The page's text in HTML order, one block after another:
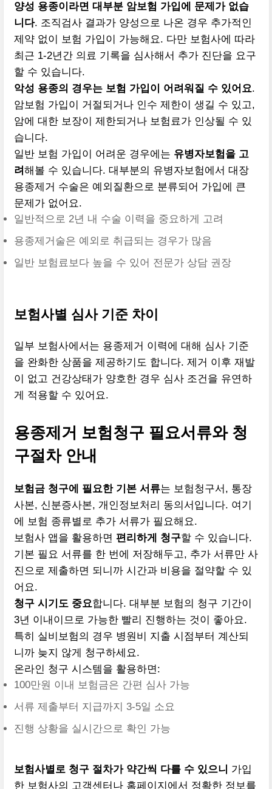
양성 용종이라면 대부분 암보험 가입에 문제가 없습
니다. 조직검사 결과가 양성으로 나온 경우 추가적인
제약 없이 보험 가입이 가능해요. 다만 보험사에 따라
최근 1-2년간 의료 기록을 심사해서 추가 진단을 요구
할 수 있습니다.
악성 용종의 경우는 보험 가입이 어려워질 수 있어요.
암보험 가입이 거절되거나 인수 제한이 생길 수 있고,
암에 대한 보장이 제한되거나 보험료가 인상될 수 있
습니다.
일반 보험 가입이 어려운 경우에는 유병자보험을 고
려해볼 수 있습니다. 대부분의 유병자보험에서 대장
용종제거 수술은 예외질환으로 분류되어 가입에 큰
문제가 없어요.
일반적으로 2년 내 수술 이력을 중요하게 고려
용종제거술은 예외로 취급되는 경우가 많음
일반 보험료보다 높을 수 있어 전문가 상담 권장
보험사별 심사 기준 차이
일부 보험사에서는 용종제거 이력에 대해 심사 기준
을 완화한 상품을 제공하기도 합니다. 제거 이후 재발
이 없고 건강상태가 양호한 경우 심사 조건을 유연하
게 적용할 수 있어요.
용종제거 보험청구 필요서류와 청
구절차 안내
보험금 청구에 필요한 기본 서류는 보험청구서, 통장
사본, 신분증사본, 개인정보처리 동의서입니다. 여기
에 보험 종류별로 추가 서류가 필요해요.
보험사 앱을 활용하면 편리하게 청구할 수 있습니다.
기본 필요 서류를 한 번에 저장해두고, 추가 서류만 사
진으로 제출하면 되니까 시간과 비용을 절약할 수 있
어요.
청구 시기도 중요합니다. 대부분 보험의 청구 기간이
3년 이내이므로 가능한 빨리 진행하는 것이 좋아요.
특히 실비보험의 경우 병원비 지출 시점부터 계산되
니까 늦지 않게 청구하세요.
온라인 청구 시스템을 활용하면:
100만원 이내 보험금은 간편 심사 가능
서류 제출부터 지급까지 3-5일 소요
진행 상황을 실시간으로 확인 가능
보험사별로 청구 절차가 약간씩 다를 수 있으니 가입
한 보험사의 고객센터나 홈페이지에서 정확한 정보를